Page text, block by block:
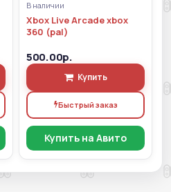
В наличии
Xbox Live Arcade xbox
360 (pal)
500.00р.
Купить
Быстрый заказ
Купить на Авито